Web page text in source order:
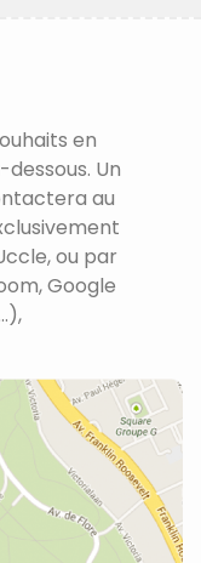
en
Un
au
ou par
Google